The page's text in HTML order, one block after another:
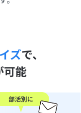
ズで、
可能